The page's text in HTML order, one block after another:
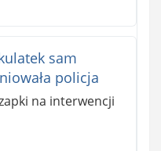
sam
policja
na interwencji